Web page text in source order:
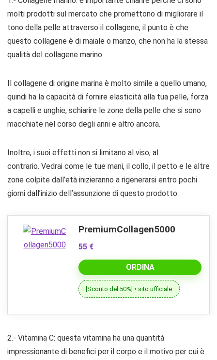
molti prodotti sul mercato che promettono di migliorare il
tono della pelle attraverso il collagene, il punto è che
questo collagene è di maiale o manzo, che non ha la stessa
qualità del collagene marino.
Il collagene di origine marina è molto simile a quello umano,
quindi ha la capacità di fornire elasticità alla tua pelle, forza
a capelli e unghie, schiarire le zone della pelle che si sono
macchiate nel corso degli anni e altro ancora.
Inoltre, i suoi effetti non si limitano al viso, al
contrario. Vedrai come le tue mani, il collo, il petto e le altre
zone colpite dall’età inizieranno a rigenerarsi entro pochi
giorni dall’inizio dell’assunzione di questo prodotto.
PremiumCollagen5000
55 €
ORDINA
[Sconto del 50%] • sito ufficiale
2.- Vitamina C: questa vitamina ha una quantità
impressionante di benefici per il corpo e il motivo per cui è